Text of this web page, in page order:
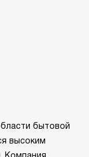
бытовой
высоким